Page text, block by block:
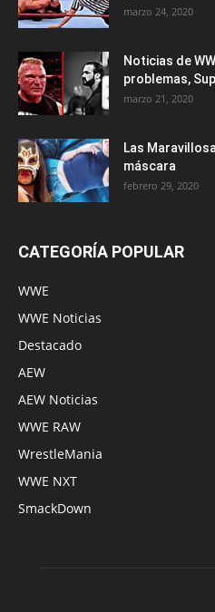
marzo 24, 2020
Noticias de
problemas,
marzo 21, 2020
Las
máscara
febrero 29, 2020
CATEGORÍA POPULAR
WWE
WWE Noticias
Destacado
AEW
AEW Noticias
WWE RAW
WrestleMania
WWE NXT
SmackDown